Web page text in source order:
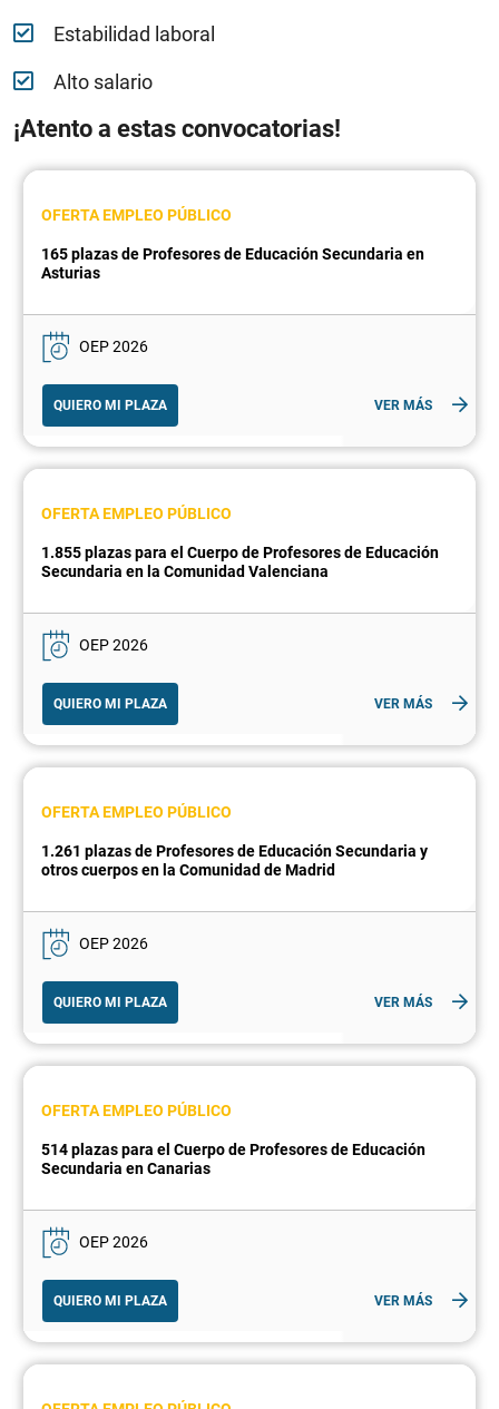
Estabilidad laboral
Alto salario
¡Atento a estas convocatorias!
OFERTA EMPLEO PÚBLICO
165 plazas de Profesores de Educación Secundaria en
Asturias
OEP 2026
QUIERO MI PLAZA VER MÁS
OFERTA EMPLEO PÚBLICO
1.855 plazas para el Cuerpo de Profesores de Educación
Secundaria en la Comunidad Valenciana
OEP 2026
QUIERO MI PLAZA VER MÁS
OFERTA EMPLEO PÚBLICO
1.261 plazas de Profesores de Educación Secundaria y
otros cuerpos en la Comunidad de Madrid
OEP 2026
QUIERO MI PLAZA VER MÁS
OFERTA EMPLEO PÚBLICO
514 plazas para el Cuerpo de Profesores de Educación
Secundaria en Canarias
OEP 2026
QUIERO MI PLAZA VER MÁS